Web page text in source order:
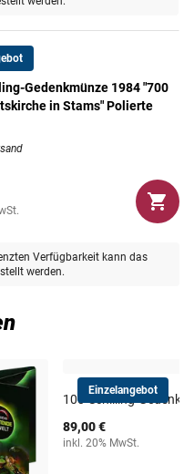
24 g
Gedenkmünze 1984 "700
in Stams" Polierte
Verfügbarkeit kann das
werden.
Einzelangebot
100-Schilling-
89,00 €
inkl. 20% MwSt.